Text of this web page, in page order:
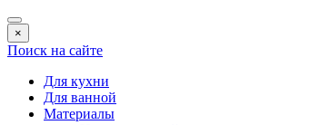
×
Поиск на сайте
Для кухни
Для ванной
Материалы